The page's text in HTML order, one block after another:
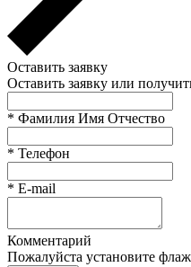
Оставить заявку
Оставить заявку или
* Фамилия Имя Отчество
* Телефон
* E-mail
Комментарий
Пожалуйста установите